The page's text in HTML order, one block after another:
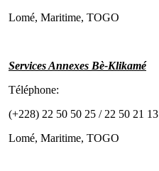
Lomé, Maritime, TOGO
Services Annexes Bè-Klikamé
Téléphone:
(+228) 22 50 50 25 / 22 50 21 13
Lomé, Maritime, TOGO